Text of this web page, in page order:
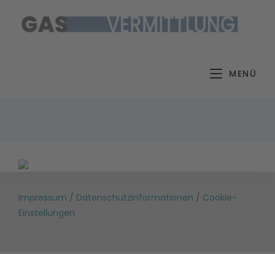
Inhalt
MENÜ
Impressum / Datenschutzinformationen / Cookie-
Einstellungen